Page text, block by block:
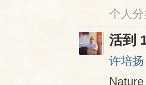
个人分
活到
许培扬